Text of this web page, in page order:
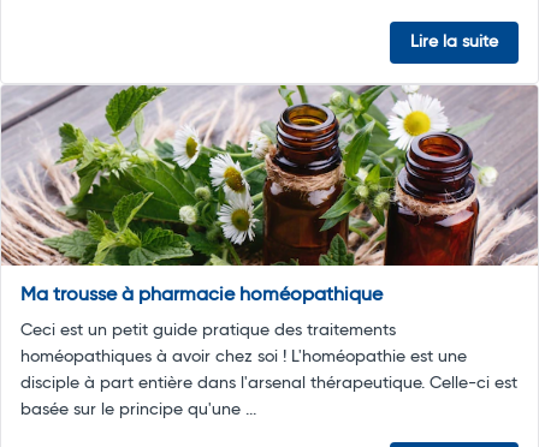
Lire la suite
Ma trousse à pharmacie homéopathique
Ceci est un petit guide pratique des traitements
homéopathiques à avoir chez soi ! L'homéopathie est une
disciple à part entière dans l'arsenal thérapeutique. Celle-ci est
basée sur le principe qu'une ...